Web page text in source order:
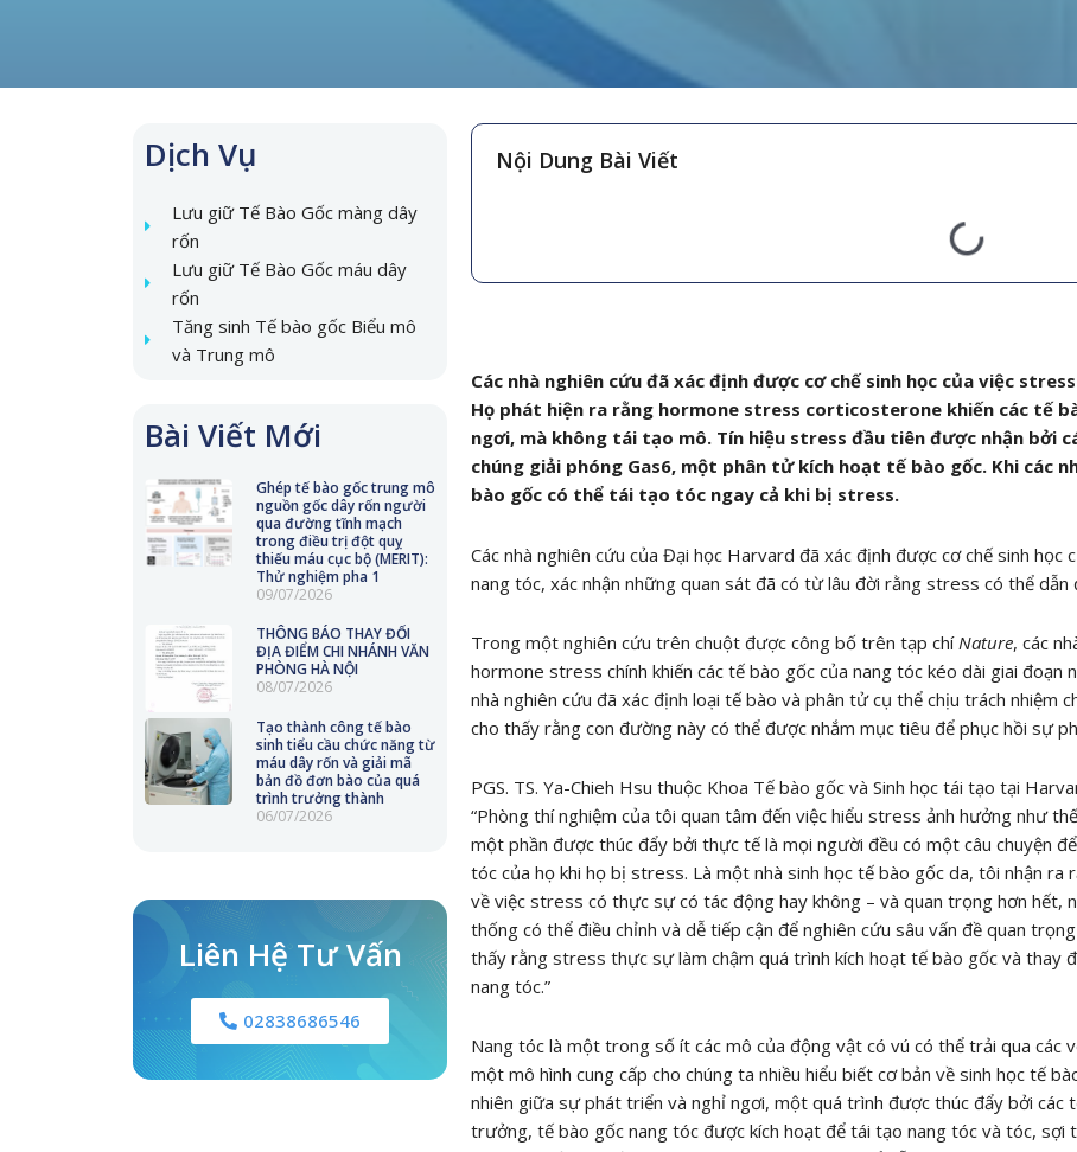
Dịch Vụ
Lưu giữ Tế Bào Gốc màng dây
rốn
Lưu giữ Tế Bào Gốc máu dây
rốn
Tăng sinh Tế bào gốc Biểu mô
và Trung mô
Bài Viết Mới
Ghép tế bào gốc trung mô
nguồn gốc dây rốn người
qua đường tĩnh mạch
trong điều trị đột quỵ
thiếu máu cục bộ (MERIT):
Thử nghiệm pha 1
09/07/2026
THÔNG BÁO THAY ĐỔI
ĐỊA ĐIỂM CHI NHÁNH VĂN
PHÒNG HÀ NỘI
08/07/2026
Tạo thành công tế bào
sinh tiểu cầu chức năng từ
máu dây rốn và giải mã
bản đồ đơn bào của quá
trình trưởng thành
06/07/2026
Liên Hệ Tư Vấn
02838686546
Nội Dung Bài Viết
Các nhà nghiên cứu đã xác định được cơ chế sinh học của việc
Họ phát hiện ra rằng hormone stress corticosterone khiến các tế
ngơi, mà không tái tạo mô. Tín hiệu stress đầu tiên được nhận bởi
chúng giải phóng Gas6, một phân tử kích hoạt tế bào gốc. Khi các
bào gốc có thể tái tạo tóc ngay cả khi bị stress.
Các nhà nghiên cứu của Đại học Harvard đã xác định được cơ chế sinh
nang tóc, xác nhận những quan sát đã có từ lâu đời rằng stress có thể dẫn
Trong một nghiên cứu trên chuột được công bố trên tạp chí Nature, các
hormone stress chính khiến các tế bào gốc của nang tóc kéo dài giai đoạn
nhà nghiên cứu đã xác định loại tế bào và phân tử cụ thể chịu trách nhiệm
cho thấy rằng con đường này có thể được nhắm mục tiêu để phục hồi sự
PGS. TS. Ya-Chieh Hsu thuộc Khoa Tế bào gốc và Sinh học tái tạo tại
“Phòng thí nghiệm của tôi quan tâm đến việc hiểu stress ảnh hưởng như
một phần được thúc đẩy bởi thực tế là mọi người đều có một câu chuyện
tóc của họ khi họ bị stress. Là một nhà sinh học tế bào gốc da, tôi nhận
về việc stress có thực sự có tác động hay không – và quan trọng hơn hết,
thống có thể điều chỉnh và dễ tiếp cận để nghiên cứu sâu vấn đề quan
thấy rằng stress thực sự làm chậm quá trình kích hoạt tế bào gốc và thay
nang tóc.”
Nang tóc là một trong số ít các mô của động vật có vú có thể trải qua
một mô hình cung cấp cho chúng ta nhiều hiểu biết cơ bản về sinh học tế
nhiên giữa sự phát triển và nghỉ ngơi, một quá trình được thúc đẩy bởi các
trưởng, tế bào gốc nang tóc được kích hoạt để tái tạo nang tóc và tóc, sợi